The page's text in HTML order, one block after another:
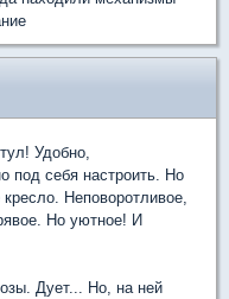
Удобно,
под себя настроить. Но
Неповоротливое,
Но уютное! И
Дует... Но, на ней